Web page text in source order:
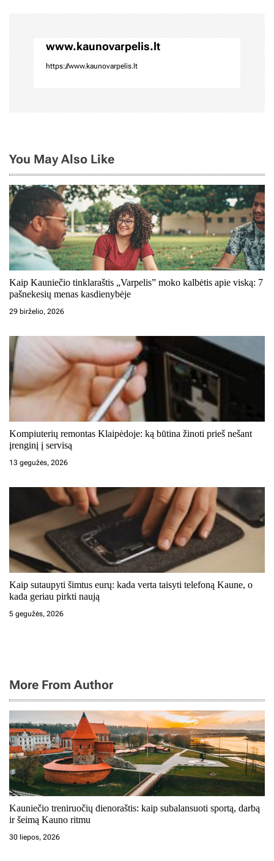
a
c
i
j
a
a
r
p
į
r
a
š
www.kaunovarpelis.lt
https://www.kaunovarpelis.lt
You May Also Like
Kaip Kauniečio tinklaraštis „Varpelis” moko kalbėtis apie viską: 7
pašnekesių menas kasdienybėje
29 birželio, 2026
Kompiuterių remontas Klaipėdoje: ką būtina žinoti prieš nešant
įrenginį į servisą
13 gegužės, 2026
Kaip sutaupyti šimtus eurų: kada verta taisyti telefoną Kaune, o
kada geriau pirkti naują
5 gegužės, 2026
More From Author
Kauniečio treniruočių dienoraštis: kaip subalansuoti sportą, darbą
ir šeimą Kauno ritmu
30 liepos, 2026